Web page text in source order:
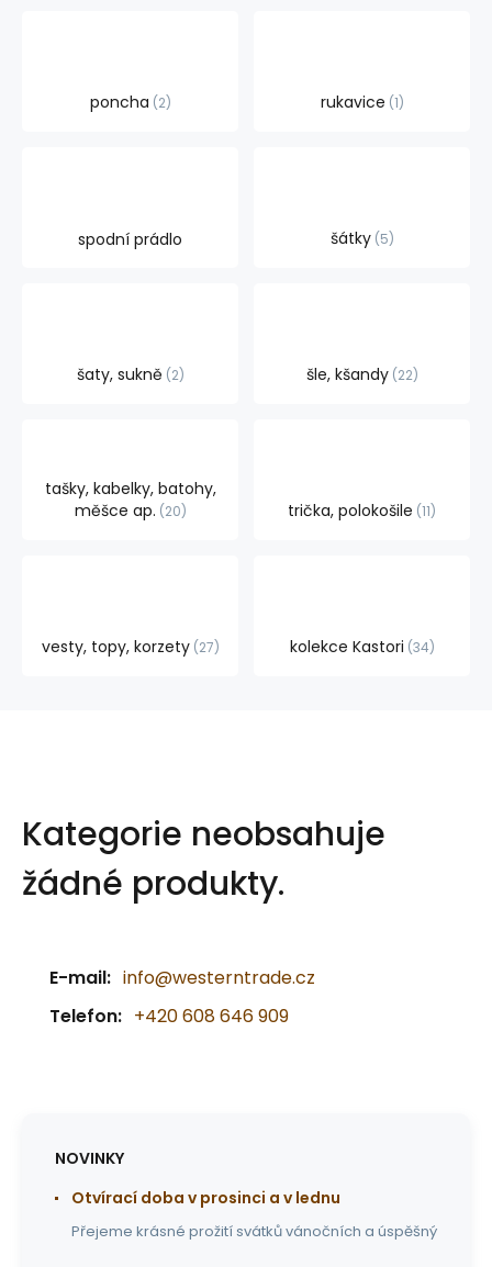
poncha 2 rukavice 1
spodní prádlo šátky 5
šaty, sukně 2 šle, kšandy 22
tašky, kabelky, batohy,
měšce ap. 20 trička, polokošile 11
vesty, topy, korzety 27 kolekce Kastori 34
Kategorie neobsahuje
žádné produkty.
E-mail: info@westerntrade.cz
Telefon: +420 608 646 909
NOVINKY
Otvírací doba v prosinci a v lednu
Přejeme krásné prožití svátků vánočních a úspěšný